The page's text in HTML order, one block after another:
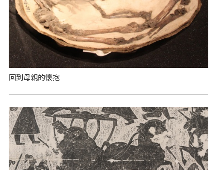
回到母親的懷抱